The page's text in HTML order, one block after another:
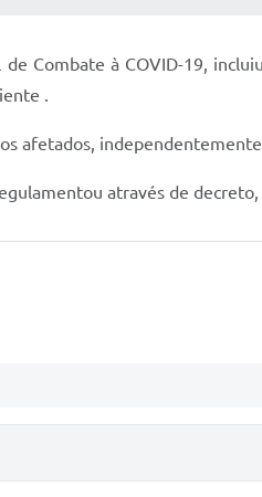
Combate à COVID-19,
.
afetados,
através de